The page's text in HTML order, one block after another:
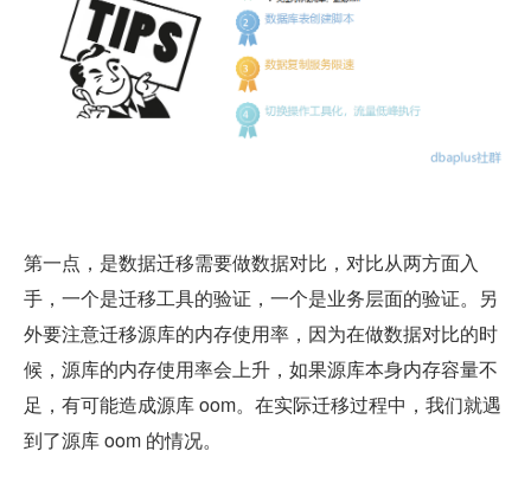
第一点，是数据迁移需要做数据对比，对比从两方面入
手，一个是迁移工具的验证，一个是业务层面的验证。另
外要注意迁移源库的内存使用率，因为在做数据对比的时
候，源库的内存使用率会上升，如果源库本身内存容量不
足，有可能造成源库 oom。在实际迁移过程中，我们就遇
到了源库 oom 的情况。